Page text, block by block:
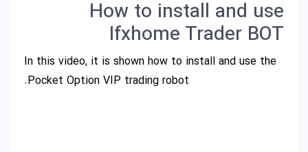
How to install and use
Ifxhome Trader BOT
In this video, it is shown how to install and use the
Pocket Option VIP trading robot.